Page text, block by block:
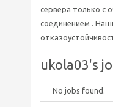
сервера только с
соединением .
ukola03's
No jobs found.